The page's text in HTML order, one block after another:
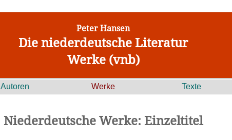
Peter Hansen
Die niederdeutsche Literatur
Werke (vnb)
Autoren Werke Texte
Niederdeutsche Werke: Einzeltitel